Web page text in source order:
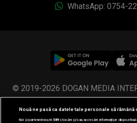
WhatsApp: 0754-
© 2019-2026 DOGAN MEDIA
drepturile
Nouă ne pasă ca datele tale personale să
Noi și partenerii noștri589stocăm și/sau accesăm informații pe dispozitivul